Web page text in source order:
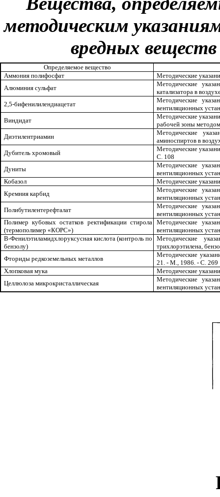
методическим
вредных веществ
Определяемое вещество
Аммония полифосфат
Методические
Алюминия сульфат
Методические
катализатора в
2,5-бифенилилендиацетат
Методические
вентиляционных
Виндидат
Методические
рабочей зоны
Диэтилентриамин
Методические
аминоспиртов в
Дубитель хромовый
Методические
С. 108
Дуниты
Методические
вентиляционных
Кобазол
Методические
Кремния карбид
Методические
вентиляционных
Полибутилентерефталат
Методические
вентиляционных
Полимер кубовых остатков ректификации стирола
(термополимер «КОРС»)
Методические
вентиляционных
В-Фенилэтиламидхлоруксусная кислота (контроль по
бензолу)
Методические
трихлорэтилена,
Фториды редкоземельных металлов
Методические
21. - М., 1986. - С. 269
Хлопковая мука
Методические
Целлюлоза микрокристаллическая
Методические
вентиляционных